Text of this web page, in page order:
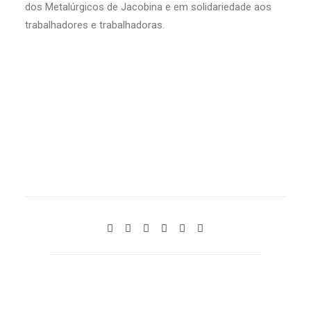
dos Metalúrgicos de Jacobina e em solidariedade aos
trabalhadores e trabalhadoras.